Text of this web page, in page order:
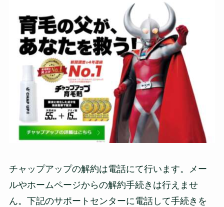
チャップアップの解約は電話にて行います。メー
ルやホームページからの解約手続きは行えませ
ん。下記のサポートセンターに電話して手続きを